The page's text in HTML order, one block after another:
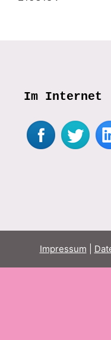
Im Internet
Impressum